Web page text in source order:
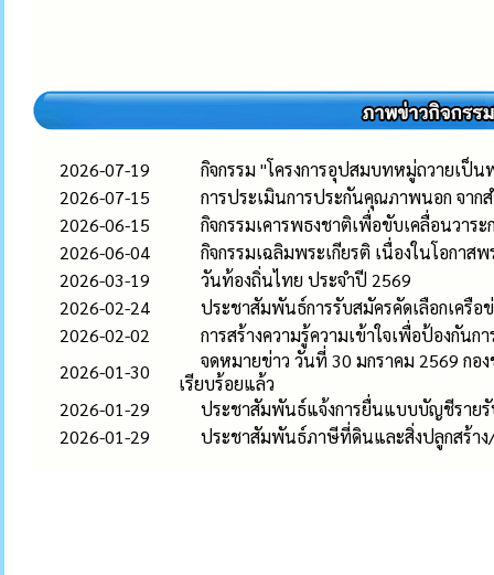
2026-07-19
กิจกรรม "โครงการอุปสมบทหมู่ถวายเป็
2026-07-15
การประเมินการประกันคุณภาพนอก จา
2026-06-15
กิจกรรมเคารพธงชาติเพื่อขับเคลื่อนวาร
2026-06-04
กิจกรรมเฉลิมพระเกียรติ เนื่องในโอกา
2026-03-19
วันท้องถิ่นไทย ประจำปี 2569
2026-02-24
ประชาสัมพันธ์การรับสมัครคัดเลือกเครือ
2026-02-02
การสร้างความรู้ความเข้าใจเพื่อป้องกัน
2026-01-30
จดหมายข่าว วันที่ 30 มกราคม 2569 ก
เรียบร้อยแล้ว
2026-01-29
ประชาสัมพันธ์แจ้งการยื่นแบบบัญชีรายรั
2026-01-29
ประชาสัมพันธ์ภาษีที่ดินและสิ่งปลูกสร้า